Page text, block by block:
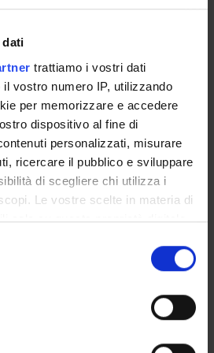
dati
trattiamo i vostri dati
vostro numero IP, utilizzando
per memorizzare e accedere
dispositivo al fine di
personalizzati, misurare
ricercare il pubblico e sviluppare
di scegliere chi utilizza i
Le vostre scelte in materia di
solo su questa proprietà digitale
proprio consenso in qualsiasi
sui cookie o facendo clic
Biology (DBT)
Biology (DBT) (DBT)
funzionale e di espressione
Biology (DM) (DM)
Biology (DM) (DM)
funzionale e di espressione
Biology (DNBM) (DNBM)
Biology (DNBM) (DNBM)
Biology (DSVR) (DSVR)